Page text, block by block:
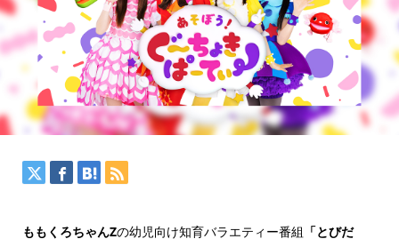
ももくろちゃんZの幼児向け知育バラエティー番組 「とびだ